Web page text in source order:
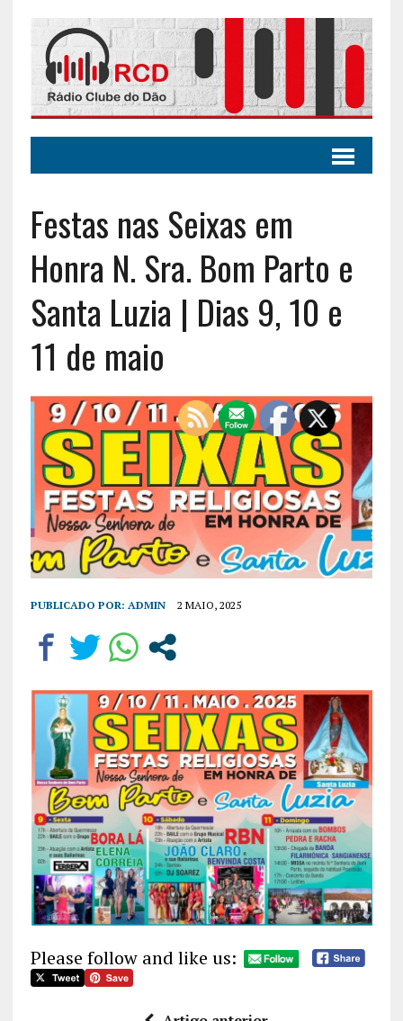
Festas nas Seixas em
Honra N. Sra. Bom Parto e
Santa Luzia | Dias 9, 10 e
11 de maio
PUBLICADO POR: ADMIN 2 MAIO, 2025
Please follow and like us: